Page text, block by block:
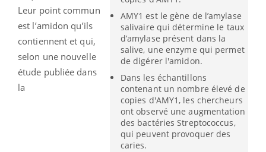
AMY1 est le gène de l’amylase
salivaire qui détermine le taux
d’amylase présent dans la
salive, une enzyme qui permet
de digérer l'amidon.
Dans les échantillons
contenant un nombre élevé de
copies d'AMY1, les chercheurs
ont observé une augmentation
des bactéries Streptococcus,
qui peuvent provoquer des
caries.
Leur point commun
est l’amidon qu’ils
contiennent et qui,
selon une nouvelle
étude publiée dans
la